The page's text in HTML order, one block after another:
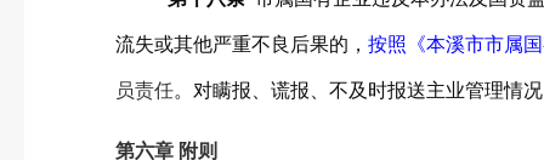
流失或其他严重不良后果的， 按照《本溪市市属
员责任。对瞒报、谎报、不及时报送主业管理情
第六章 附则